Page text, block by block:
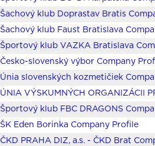
Šachový klub Doprastav Bratis
Šachový klub Faust Bratislava
Športový klub VAZKA Bratislava
Česko-slovenský výbor Company
Únia slovenských kozmetičiek
ÚNIA VÝSKUMNÝCH ORGANIZÁCII
Športový klub FBC DRAGONS
ŠK Eden Borinka Company Profile
ČKD PRAHA DIZ, a.s. - ČKD Brat